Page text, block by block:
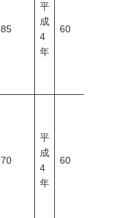
85
平
成
4
年
60
70
平
成
4
年
60